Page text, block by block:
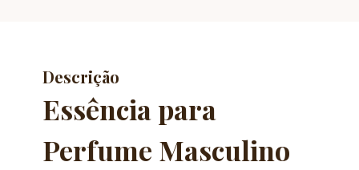
Descrição
Essência para
Perfume Masculino